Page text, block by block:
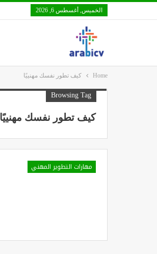
الخميس, أغسطس 6, 2026
Home كيف تطور نفسك مهنييًا
Browsing Tag
كيف تطور نفسك مهنييًا
مهارات التطوير المهني